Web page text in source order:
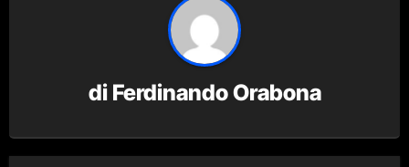
di Ferdinando Orabona